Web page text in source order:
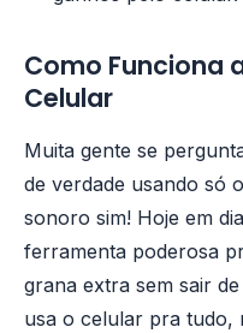
Como Funciona
Celular
Muita gente se
de verdade usando só
sonoro sim! Hoje em
ferramenta poderosa
grana extra sem sair
usa o celular pra tudo,